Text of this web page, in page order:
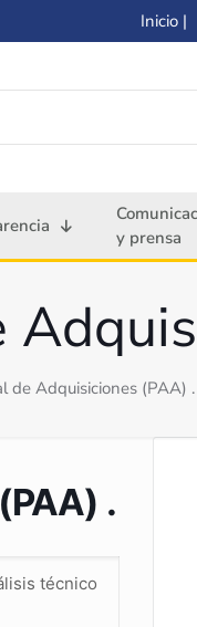
Inicio |
y prensa
de Adquisiciones (PAA) .
.
técnico